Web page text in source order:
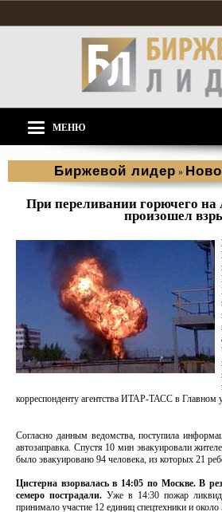
МЕНЮ
Биржевой лидер »
При переливании горючего
произошел
корреспонденту агентства ИТАР-ТАСС в Главном
Согласно данным ведомства, поступила
автозаправка. Спустя 10 мин эвакуировали
было эвакуировано 94 человека, из которых 21
Цистерна взорвалась в 14:05 по Москве. В
семеро пострадали. Уже в 14:30 пожар
принимало участие 12 единиц спецтехники и около